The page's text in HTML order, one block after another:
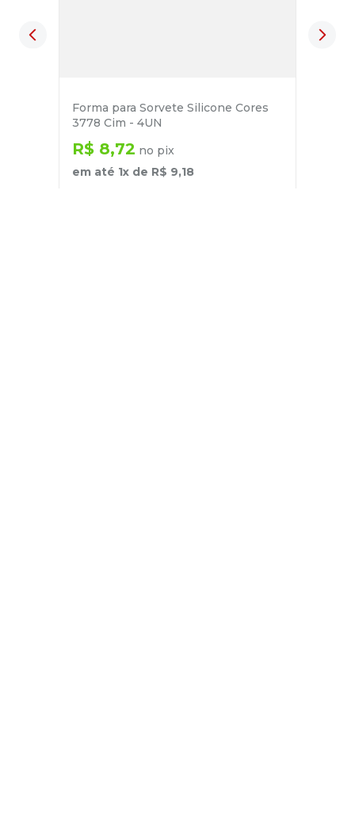
Forma para Sorvete Silicone Cores
3778 Cim - 4UN
R$ 8,72 no pix
em até 1x de R$ 9,18